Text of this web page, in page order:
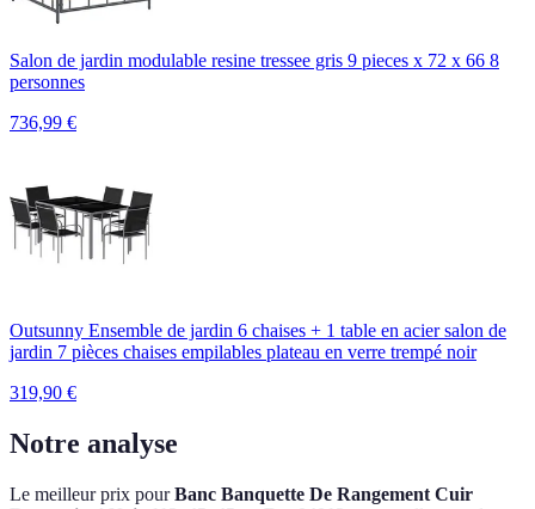
Salon de jardin modulable resine tressee gris 9 pieces x 72 x 66 8
personnes
736,99 €
Outsunny Ensemble de jardin 6 chaises + 1 table en acier salon de
jardin 7 pièces chaises empilables plateau en verre trempé noir
319,90 €
Notre analyse
Le meilleur prix pourBanc Banquette De Rangement Cuir